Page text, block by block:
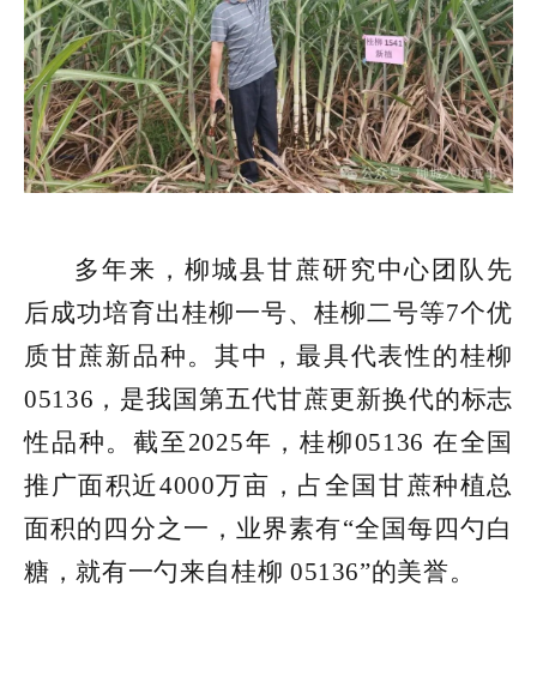
多年来，柳城县甘蔗研究中心团队先
后成功培育出桂柳一号、桂柳二号等7个优
质甘蔗新品种。其中，最具代表性的桂柳
05136，是我国第五代甘蔗更新换代的标志
性品种。截至2025年，桂柳05136 在全国
推广面积近4000万亩，占全国甘蔗种植总
面积的四分之一，业界素有“全国每四勺白
糖，就有一勺来自桂柳 05136”的美誉。